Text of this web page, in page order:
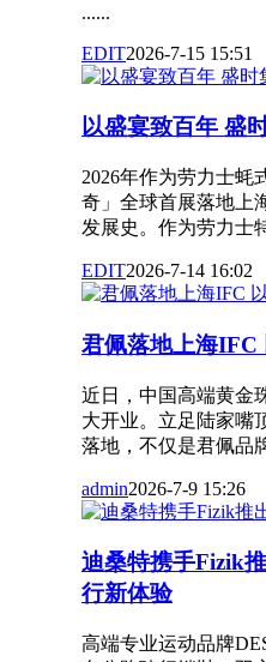
......
EDIT2026-7-15 15:51
以盛宴致百年 盛
2026年作为劳力士蚝
奇」全球首展落地上
发展史。作为劳力士
EDIT2026-7-14 16:02
君佩落地上海IFC
近日，中国高端黄金
大开业。立足陆家嘴
落地，不仅是君佩品
admin2026-7-9 15:26
迪桑特携手Fizik
行新体验
高端专业运动品牌